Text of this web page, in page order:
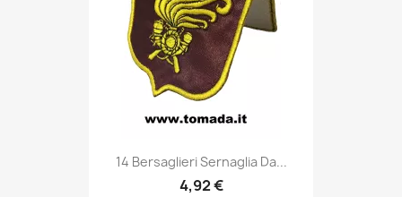
Anteprima
14 Bersaglieri Sernaglia Da...
4,92 €